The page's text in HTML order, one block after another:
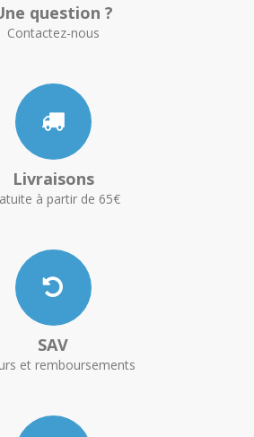
question ?
Contactez-nous
Livraisons
à partir de 65€
SAV
et remboursements